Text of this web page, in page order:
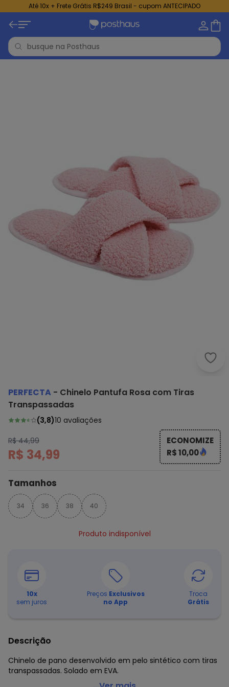
Até 10x + Frete Grátis R$249 Brasil - cupom ANTECIPADO
PERFECTA - Chinelo Pantufa Rosa com Tiras
Transpassadas
(3,8)10 avaliações
R$ 44,99
R$ 34,99
ECONOMIZE
R$ 10,00
Tamanhos
34 36 38 40
Produto indisponível
10x
sem juros
Preços Exclusivos
no App
Troca
Grátis
Descrição
Chinelo de pano desenvolvido em pelo sintético com tiras
transpassadas. Solado em EVA.